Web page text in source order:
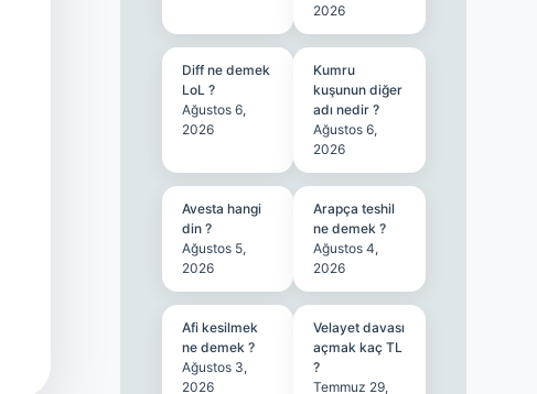
2026
Diff ne demek
LoL ?
Ağustos 6,
2026
Kumru
kuşunun diğer
adı nedir ?
Ağustos 6,
2026
Avesta hangi
din ?
Ağustos 5,
2026
Arapça teshil
ne demek ?
Ağustos 4,
2026
Afi kesilmek
ne demek ?
Ağustos 3,
2026
Velayet davası
açmak kaç TL
?
Temmuz 29,